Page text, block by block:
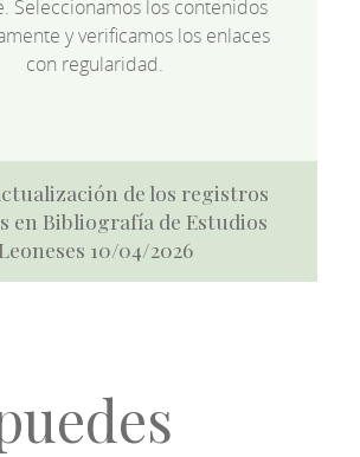
Seleccionamos los contenidos
y verificamos los enlaces
con regularidad.
de los registros
en Bibliografía de Estudios
Leoneses 10/04/2026